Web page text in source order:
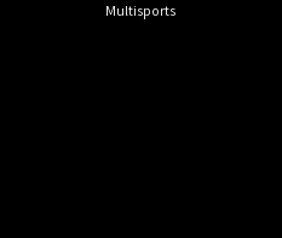
Multisports